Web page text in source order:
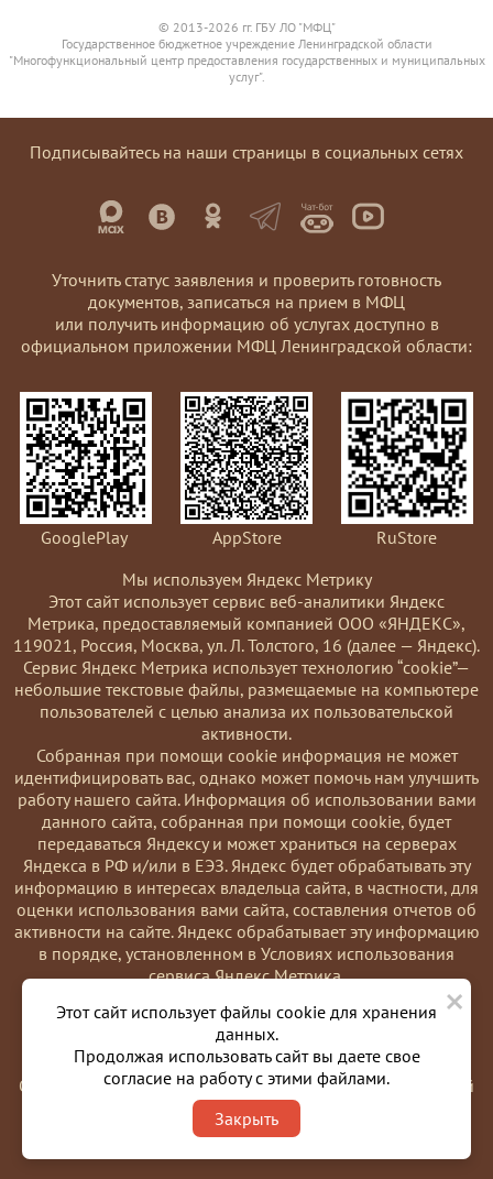
×
Этот сайт использует файлы cookie для хранения
данных.
Продолжая использовать сайт вы даете свое
согласие на работу с этими файлами.
Закрыть
© 2013-2026 гг. ГБУ ЛО "МФЦ"
Государственное бюджетное учреждение Ленинградской области
"Многофункциональный центр предоставления государственных и муниципальных
услуг".
Подписывайтесь на наши страницы в социальных сетях
Уточнить статус заявления и проверить готовность
документов, записаться на прием в МФЦ
или получить информацию об услугах доступно в
официальном приложении МФЦ Ленинградской области:
GooglePlay AppStore
RuStore
Мы используем Яндекс Метрику
Этот сайт использует сервис веб-аналитики Яндекс
Метрика, предоставляемый компанией ООО «ЯНДЕКС»,
119021, Россия, Москва, ул. Л. Толстого, 16 (далее — Яндекс).
Сервис Яндекс Метрика использует технологию “cookie”—
небольшие текстовые файлы, размещаемые на компьютере
пользователей с целью анализа их пользовательской
активности.
Coбранная при помощи cookie информация не может
идентифицировать вас, однако может помочь нам улучшить
работу нашего сайта. Информация об использовании вами
данного сайта, собранная при помощи cookie, будет
передаваться Яндексу и может храниться на серверах
Яндекса в РФ и/или в ЕЭЗ. Яндекс будет обрабатывать эту
информацию в интересах владельца сайта, в частности, для
оценки использования вами сайта, составления отчетов об
активности на сайте. Яндекс обрабатывает эту информацию
в порядке, установленном в Условиях использования
сервиса Яндекс Метрика.
Вы можете отказаться от использования cookies, выбрав
соответствующие настройки в браузере. Также вы можете
использовать инструмент —
https://yandex.ru/support/metrika/general/opt-out.html
Однако это может повлиять на работу некоторых функций
сайта. Используя этот сайт, вы соглашаетесь на обработку
данных о вас в порядке и целях, указанных выше.